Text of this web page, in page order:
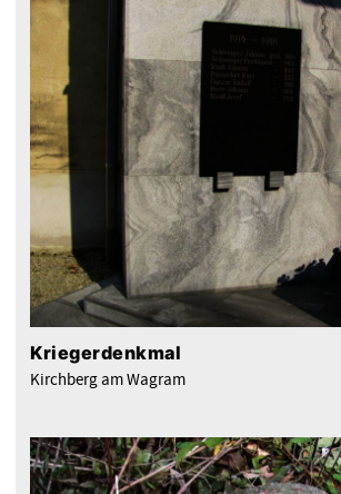
Kriegerdenkmal
Kirchberg am Wagram